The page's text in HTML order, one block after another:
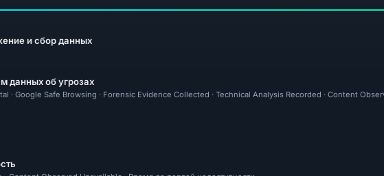
и сбор данных
данных об угрозах
· Google Safe Browsing · Forensic Evidence Collected · Technical Analysis Recorded · Content